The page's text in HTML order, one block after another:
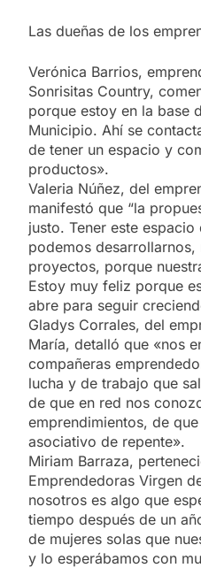
Las dueñas de los
Verónica Barrios,
Sonrisitas Country,
porque estoy en la base
Municipio. Ahí se
de tener un espacio y
productos».
Valeria Núñez, del
manifestó que “la
justo. Tener este
podemos desarrollarnos,
proyectos, porque
Estoy muy feliz porque
abre para seguir
Gladys Corrales, del
María, detalló que «nos
compañeras
lucha y de trabajo que
de que en red nos
emprendimientos, de
asociativo de repente».
Miriam Barraza,
Emprendedoras Virgen
nosotros es algo que
tiempo después de un
de mujeres solas que
y lo esperábamos con